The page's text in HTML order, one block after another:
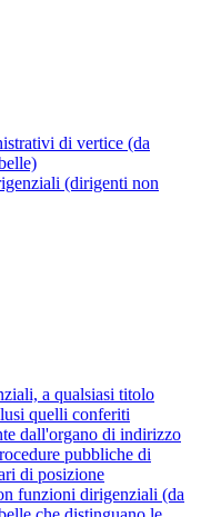
di vertice (da
(dirigenti non
a qualsiasi titolo
quelli conferiti
dall'organo di indirizzo
pubbliche di
di posizione
funzioni dirigenziali (da